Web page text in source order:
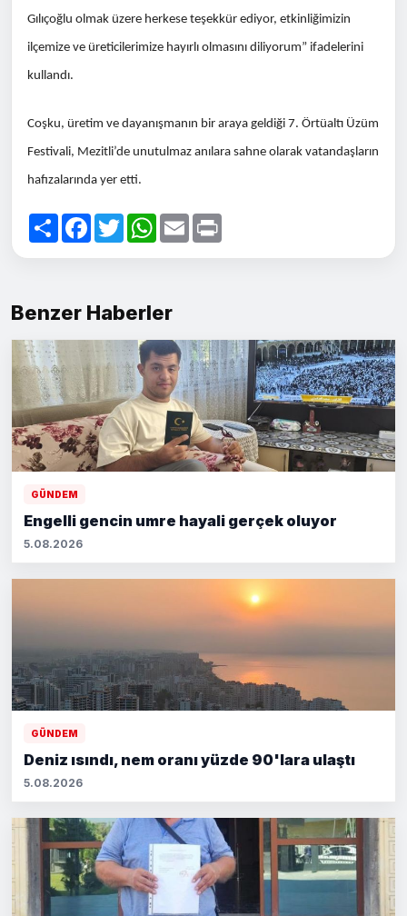
Gılıçoğlu olmak üzere herkese teşekkür ediyor, etkinliğimizin
ilçemize ve üreticilerimize hayırlı olmasını diliyorum” ifadelerini
kullandı.
Coşku, üretim ve dayanışmanın bir araya geldiği 7. Örtüaltı Üzüm
Festivali, Mezitli’de unutulmaz anılara sahne olarak vatandaşların
hafızalarında yer etti.
PaylaşFacebook
TwitterWhatsApp
Email
Benzer Haberler
GÜNDEM
Engelli gencin umre hayali gerçek oluyor
5.08.2026
GÜNDEM
Deniz ısındı, nem oranı yüzde 90'lara ulaştı
5.08.2026